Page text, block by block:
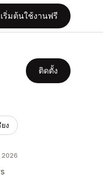
เริ่มต้นใช้งานฟรี
ติดตั้ง
ง
2026